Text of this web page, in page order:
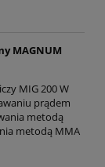
MAGNUM
MIG 200 W
prądem
metodą
metodą MMA